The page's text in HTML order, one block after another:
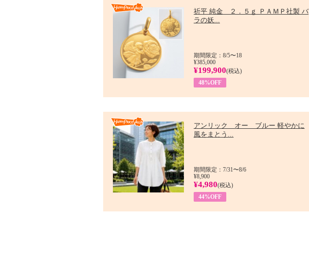
祈平 純金 ２．５ｇ ＰＡＭＰ社製 バ
ラの妖...
期間限定：8/5〜18
¥385,000
¥199,900(税込)
48%OFF
アンリック オー ブルー 軽やかに
風をまとう...
期間限定：7/31〜8/6
¥8,900
¥4,980(税込)
44%OFF